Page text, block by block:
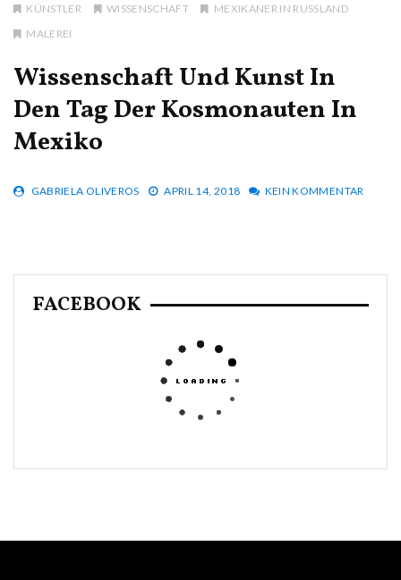
KÜNSTLER WISSENSCHAFT
MEXIKANER IN RUSSLAND
MALEREI
Wissenschaft Und Kunst In
Den Tag Der Kosmonauten In
Mexiko
GABRIELA OLIVEROS APRIL 14, 2018 KEIN KOMMENTAR
FACEBOOK